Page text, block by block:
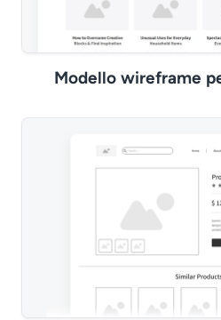
Modello wireframe